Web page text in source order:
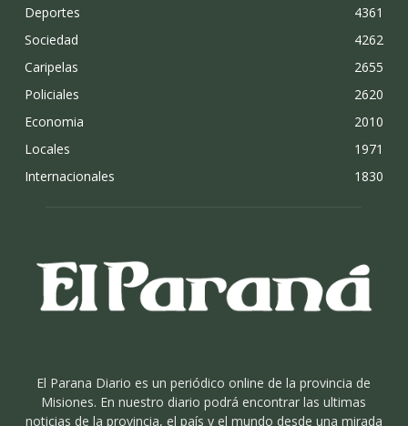
Deportes
4361
Sociedad
4262
Caripelas
2655
Policiales
2620
Economia
2010
Locales
1971
Internacionales
1830
El Parana Diario es un periódico online de la provincia de
Misiones. En nuestro diario podrá encontrar las ultimas
noticias de la provincia, el país y el mundo desde una mirada